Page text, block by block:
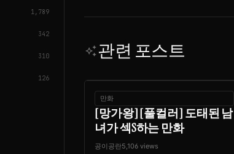
1,789
342
310
126
auto_awesome관련 포스트
만화
[망가왕] [풀컬러] 도태된 남
녀가 섹S하는 만화
공이공란5,106 views